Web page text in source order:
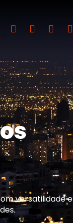
versatilidade e